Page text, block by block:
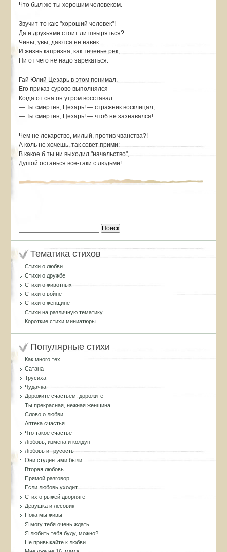
Что был же ты хорошим человеком.
Звучит-то как: "хороший человек"!
Да и друзьями стоит ли швыряться?
Чины, увы, даются не навек.
И жизнь капризна, как теченье рек,
Ни от чего не надо зарекаться.
Гай Юлий Цезарь в этом понимал.
Его приказ сурово выполнялся —
Когда от сна он утром восставал:
— Ты смертен, Цезарь! — стражник восклицал,
— Ты смертен, Цезарь! — чтоб не зазнавался!
Чем не лекарство, милый, против чванства?!
А коль не хочешь, так совет прими:
В какое б ты ни выходил "начальство",
Душой останься все-таки с людьми!
Тематика стихов
Стихи о любви
Стихи о дружбе
Стихи о животных
Стихи о войне
Стихи о женщине
Стихи на различную тематику
Короткие стихи миниатюры
Популярные стихи
Как много тех
Сатана
Трусиха
Чудачка
Дорожите счастьем, дорожите
Ты прекрасная, нежная женщина
Слово о любви
Аптека счастья
Что такое счастье
Любовь, измена и колдун
Любовь и трусость
Они студентами были
Вторая любовь
Прямой разговор
Если любовь уходит
Стих о рыжей дворняге
Девушка и лесовик
Пока мы живы
Я могу тебя очень ждать
Я любить тебя буду, можно?
Не привыкайте к любви